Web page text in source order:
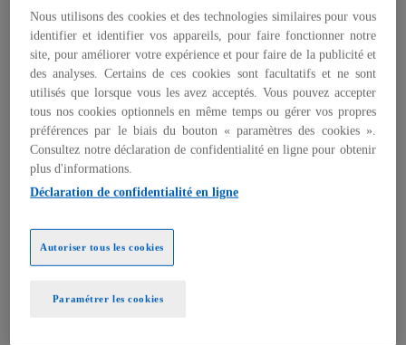
particulier del’IA générative, et à l'intégrer
efficacement dans le flux de travail afin de stimuler
la rentabilité et la création de valeur.
Adopter les capacités de l’IA
générative : les principaux défis
et opportunités
L'adoption et la compréhension de l'IA générative
est un élément clé de la transformation et du
offrant un potentiel de croissance et d'innovation
Nous utilisons des cookies et des technologies similaires pour vous
identifier et identifier vos appareils, pour faire fonctionner notre
site, pour améliorer votre expérience et pour faire de la publicité et
des analyses. Certains de ces cookies sont facultatifs et ne sont
utilisés que lorsque vous les avez acceptés. Vous pouvez accepter
tous nos cookies optionnels en même temps ou gérer vos propres
préférences par le biais du bouton « paramètres des cookies ».
Consultez notre déclaration de confidentialité en ligne pour obtenir
plus d'informations.
Déclaration de confidentialité en ligne
Paramétrer les cookies
Autoriser tous les cookies